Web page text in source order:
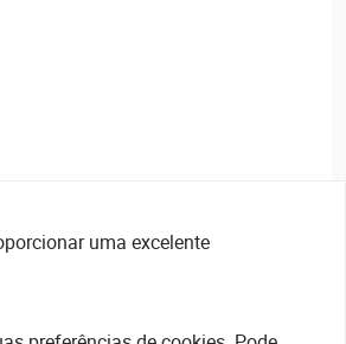
uma excelente